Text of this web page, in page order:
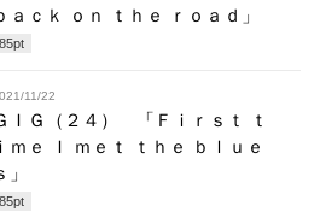
ａｃｋ ｏｎ ｔｈｅ ｒｏａｄ」
85pt
11/22
ＩＧ（２４） 「Ｆｉｒｓｔ ｔ
ｉｍｅ Ｉ ｍｅｔ ｔｈｅ ｂｌｕｅ
」
85pt